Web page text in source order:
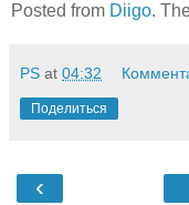
Posted from Diigo.
PS at 04:32
Поделиться
‹